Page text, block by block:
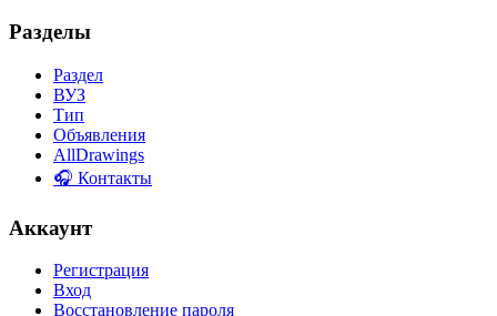
Разделы
Раздел
ВУЗ
Тип
Объявления
AllDrawings
🎧 Контакты
Аккаунт
Регистрация
Вход
Восстановление пароля